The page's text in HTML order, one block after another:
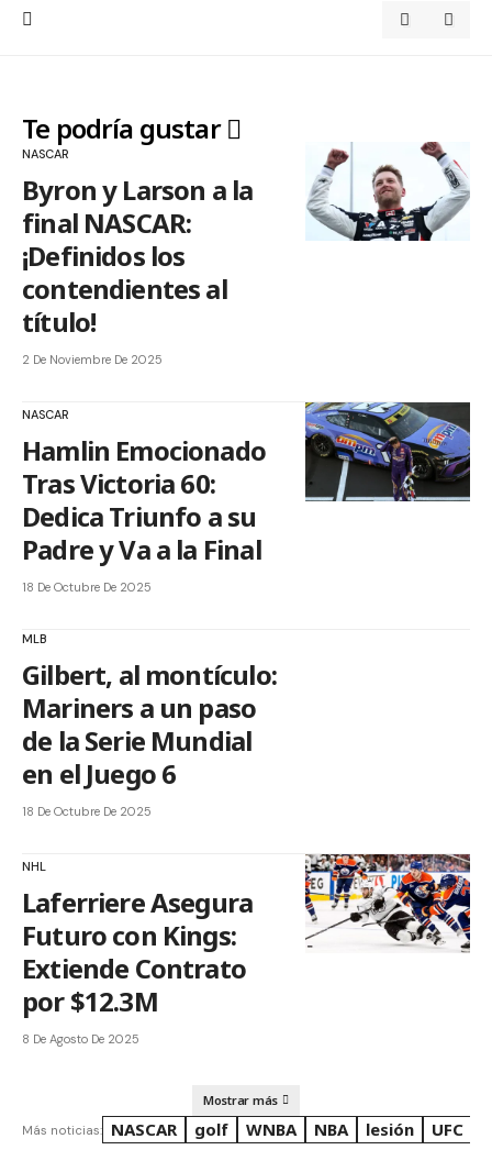
Te podría gustar
NASCAR
Byron y Larson a la
final NASCAR:
¡Definidos los
contendientes al
título!
2 De Noviembre De 2025
NASCAR
Hamlin Emocionado
Tras Victoria 60:
Dedica Triunfo a su
Padre y Va a la Final
18 De Octubre De 2025
MLB
Gilbert, al montículo:
Mariners a un paso
de la Serie Mundial
en el Juego 6
18 De Octubre De 2025
NHL
Laferriere Asegura
Futuro con Kings:
Extiende Contrato
por $12.3M
8 De Agosto De 2025
Mostrar más
Más noticias: NASCAR golf WNBA NBA lesión UFC